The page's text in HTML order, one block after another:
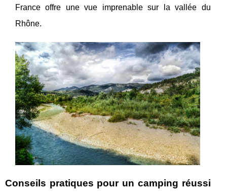
France offre une vue imprenable sur la vallée du
Rhône.
Conseils pratiques pour un camping réussi